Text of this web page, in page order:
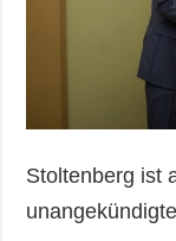
Stoltenberg ist